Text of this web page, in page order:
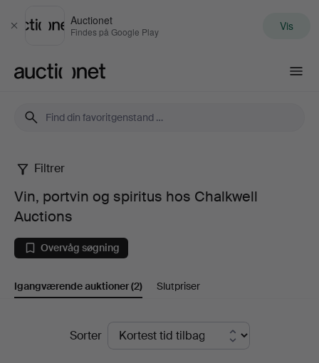
Luk
Auctionet
Findes på Google Play Vis
Vin,
portvin
og
spiritus
Chalkwell
Filtrer
Vin, portvin og spiritus hos Chalkwell
Auctions
Overvåg søgning
Igangværende auktioner(2) Slutpriser
Igangværende
Sorter